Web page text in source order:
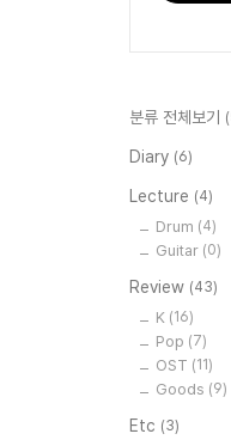
분류 전체보기
Diary (6)
Lecture (4)
Drum (4)
Guitar (0)
Review (43)
K (16)
Pop (7)
OST (11)
Goods (9)
Etc (3)